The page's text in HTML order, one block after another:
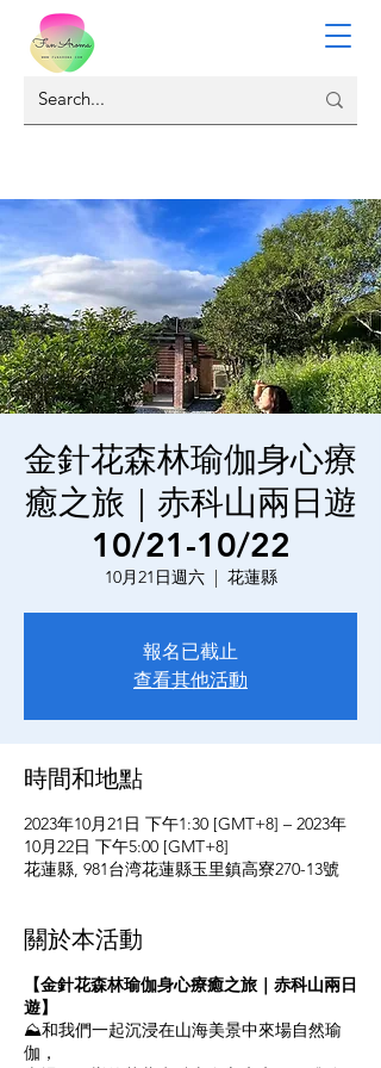
金針花森林瑜伽身心療
癒之旅｜赤科山兩日遊
10/21-10/22
10月21日週六
  |
花蓮縣
報名已截止
查看其他活動
時間和地點
2023年10月21日 下午1:30 [GMT+8] – 2023年
10月22日 下午5:00 [GMT+8]
花蓮縣, 981台湾花蓮縣玉里鎮高寮270-13號
關於本活動
【金針花森林瑜伽身心療癒之旅｜赤科山兩日
遊】
⛰和我們一起沉浸在山海美景中來場自然瑜
伽，